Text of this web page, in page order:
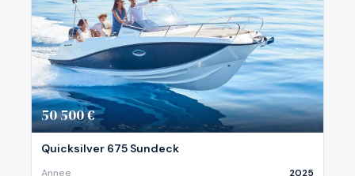
50 500 €
Quicksilver 675 Sundeck
Annee
2025